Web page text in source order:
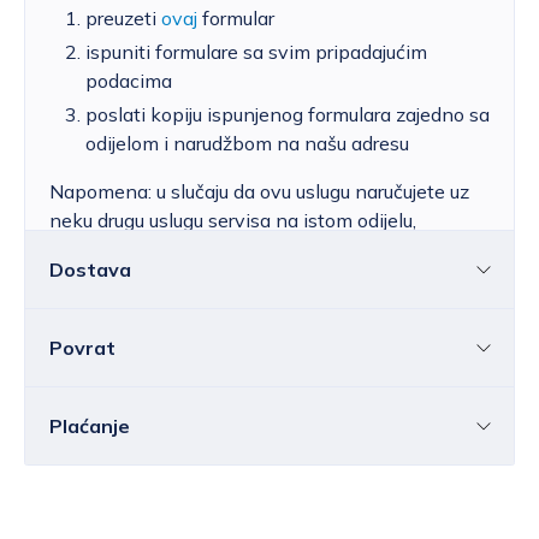
preuzeti ovaj formular
ispuniti formulare sa svim pripadajućim
podacima
poslati kopiju ispunjenog formulara zajedno sa
odijelom i narudžbom na našu adresu
Napomena: u slučaju da ovu uslugu naručujete uz
neku drugu uslugu servisa na istom odijelu,
sve željene usluge.
Dostava
Hrvatska
se od 6,25 do 39,15 EUR, ovisno o masi
Povrat
Sve ili pojedine artikle možete vratiti u roku od
14
Plaćanje